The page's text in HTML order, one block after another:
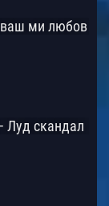
ми любов
Луд скандал